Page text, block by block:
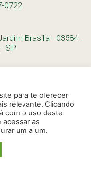
0722
Brasilia - 03584-
SP
para te oferecer
relevante. Clicando
com o uso deste
acessar as
um a um.